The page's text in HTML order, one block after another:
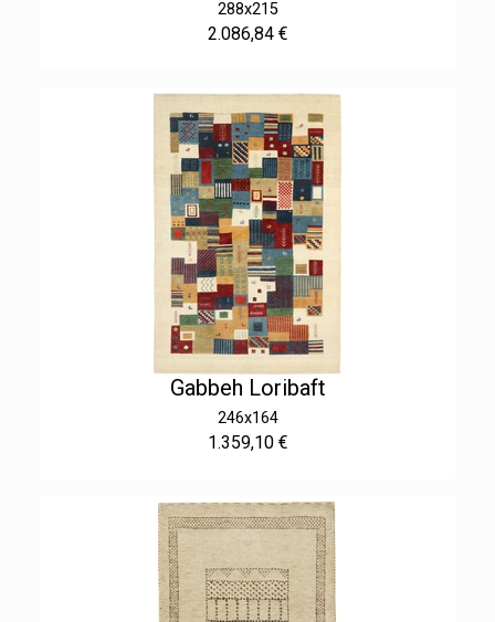
288x215
2.086,84 €
Gabbeh Loribaft
246x164
1.359,10 €